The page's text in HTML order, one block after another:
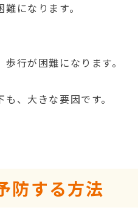
になります。
行が困難になります。
、大きな要因です。
防する方法